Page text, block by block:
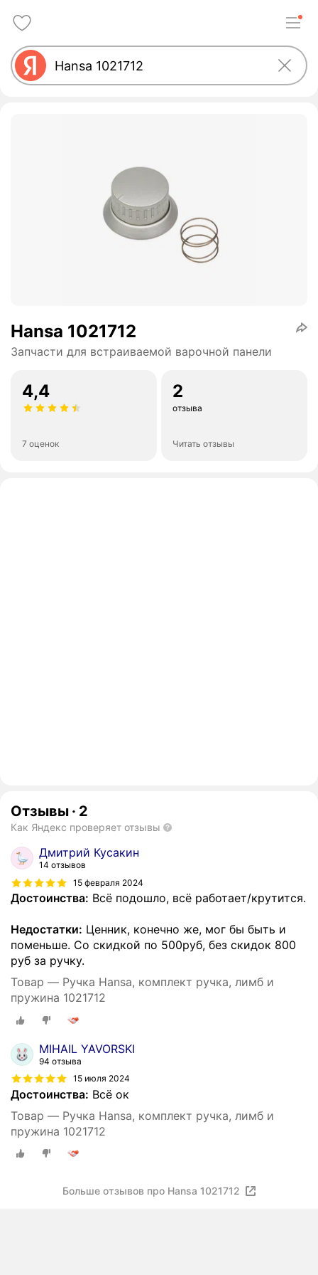
Hansa 1021712
Запчасти для встраиваемой варочной панели
4,4
7 оценок
2
отзыва
Читать отзывы
Отзывы · 2
Как Яндекс проверяет отзывы
Дмитрий Кусакин
14 отзывов
15 февраля 2024
Достоинства: Всё подошло, всё работает/крутится.
Недостатки: Ценник, конечно же, мог бы быть и
поменьше. Со скидкой по 500руб, без скидок 800
руб за ручку.
Товар — Ручка Hansa, комплект ручка, лимб и
пружина 1021712
MIHAIL YAVORSKI
94 отзыва
15 июля 2024
Достоинства: Всё ок
Товар — Ручка Hansa, комплект ручка, лимб и
пружина 1021712
Больше отзывов про Hansa 1021712